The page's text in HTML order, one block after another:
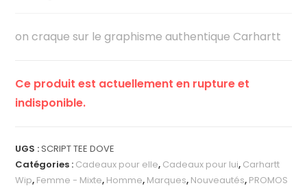
on craque sur le graphisme authentique Carhartt
Ce produit est actuellement en rupture et
indisponible.
UGS :SCRIPT TEE DOVE
Catégories : Cadeaux pour elle, Cadeaux pour lui, Carhartt
Wip, Femme - Mixte, Homme, Marques, Nouveautés, PROMOS